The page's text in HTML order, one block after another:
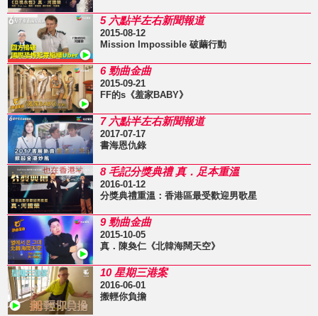
5 六點半左右新聞報道
2015-08-12
Mission Impossible 破繭行動
6 勁曲金曲
2015-09-21
FF的s《羞家BABY》
7 六點半左右新聞報道
2017-07-17
書海恩仇錄
8 毛記分獎典禮 真．足本重溫
2016-01-12
分獎典禮重溫：香港區最受歡迎男歌星
9 勁曲金曲
2015-10-05
真．陳奐仁《北韓海闊天空》
10 星期三港案
2016-06-01
搬輕你負擔